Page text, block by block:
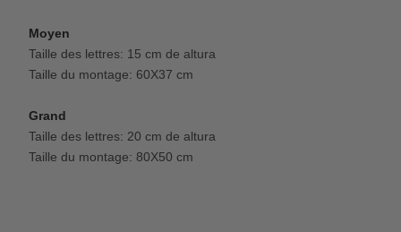
Moyen
Taille des lettres: 15 cm de altura
Taille du montage: 60X37 cm
Grand
Taille des lettres: 20 cm de altura
Taille du montage: 80X50 cm